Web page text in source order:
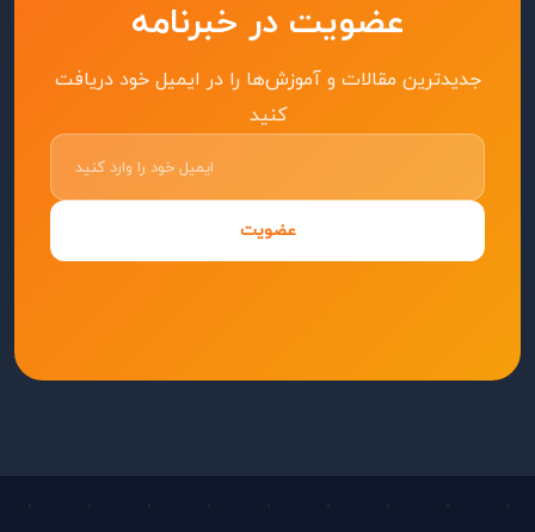
عضویت در خبرنامه
جدیدترین مقالات و آموزش‌ها را در ایمیل خود دریافت
کنید
عضویت